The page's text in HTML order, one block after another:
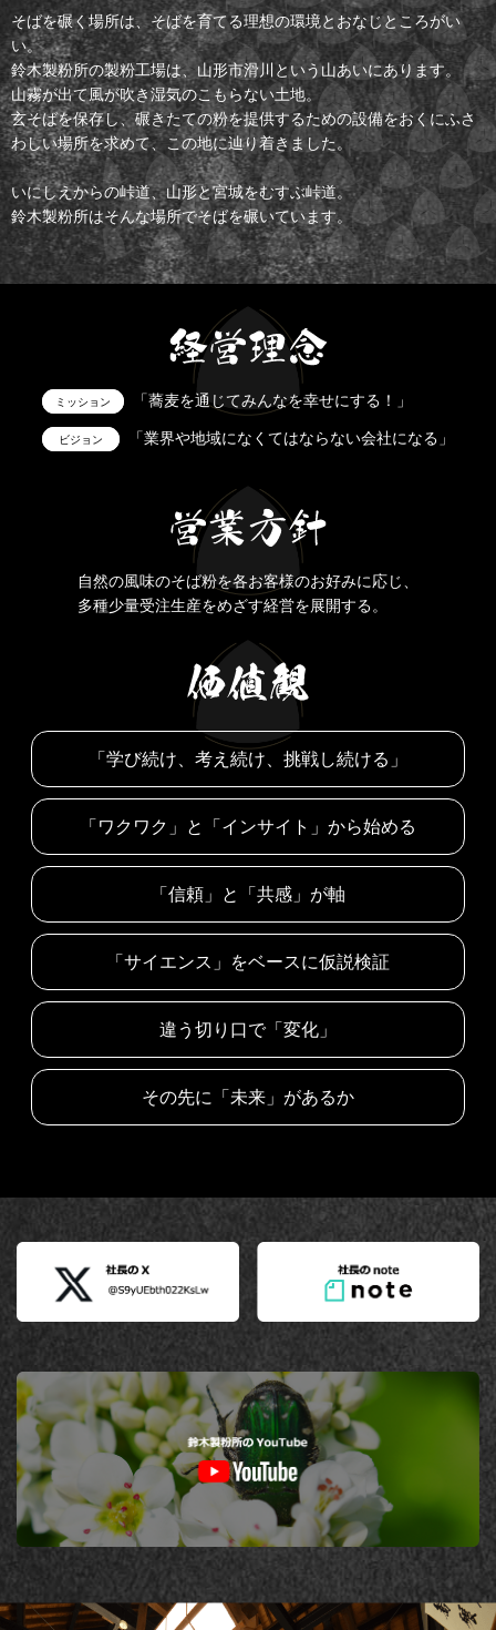
そばを碾く場所は、そばを育てる理想の環境とおなじところがい
い。
鈴木製粉所の製粉工場は、山形市滑川という山あいにあります。
山霧が出て風が吹き湿気のこもらない土地。
玄そばを保存し、碾きたての粉を提供するための設備をおくにふさ
わしい場所を求めて、この地に辿り着きました。
いにしえからの峠道、山形と宮城をむすぶ峠道。
鈴木製粉所はそんな場所でそばを碾いています。
ミッション 「蕎麦を通じてみんなを幸せにする！」
ビジョン 「業界や地域になくてはならない会社になる」
自然の風味のそば粉を各お客様のお好みに応じ、
多種少量受注生産をめざす経営を展開する。
「学び続け、考え続け、挑戦し続ける」
「ワクワク」と「インサイト」から始める
「信頼」と「共感」が軸
「サイエンス」をベースに仮説検証
違う切り口で「変化」
その先に「未来」があるか